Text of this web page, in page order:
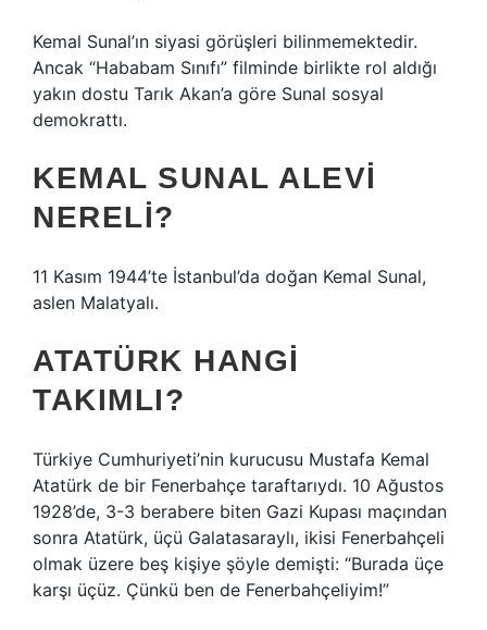
Kemal Sunal’ın siyasi görüşleri bilinmemektedir.
Ancak “Hababam Sınıfı” filminde birlikte rol aldığı
yakın dostu Tarık Akan’a göre Sunal sosyal
demokrattı.
KEMAL SUNAL ALEVI
NERELI?
11 Kasım 1944’te İstanbul’da doğan Kemal Sunal,
aslen Malatyalı.
ATATÜRK HANGI
TAKIMLI?
Türkiye Cumhuriyeti’nin kurucusu Mustafa Kemal
Atatürk de bir Fenerbahçe taraftarıydı. 10 Ağustos
1928’de, 3-3 berabere biten Gazi Kupası maçından
sonra Atatürk, üçü Galatasaraylı, ikisi Fenerbahçeli
olmak üzere beş kişiye şöyle demişti: “Burada üçe
karşı üçüz. Çünkü ben de Fenerbahçeliyim!”